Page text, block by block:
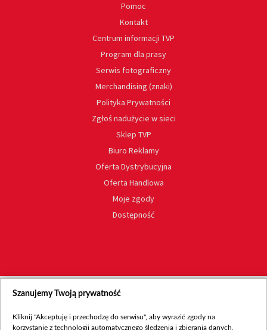
Pomoc
Kontakt
Centrum informacji TVP
Program dla prasy
Serwis fotograficzny
Merchandising (znaki)
Polityka Prywatności
Zgłoś nadużycie w sieci
Sklep TVP
Biuro Reklamy
Oferta Dystrybucyjna
Oferta Handlowa
Moje zgody
Dostępność
Szanujemy Twoją prywatność
Kliknij "Akceptuję i przechodzę do serwisu", aby wyrazić zgody na
korzystanie z technologii automatycznego śledzenia i zbierania danych,